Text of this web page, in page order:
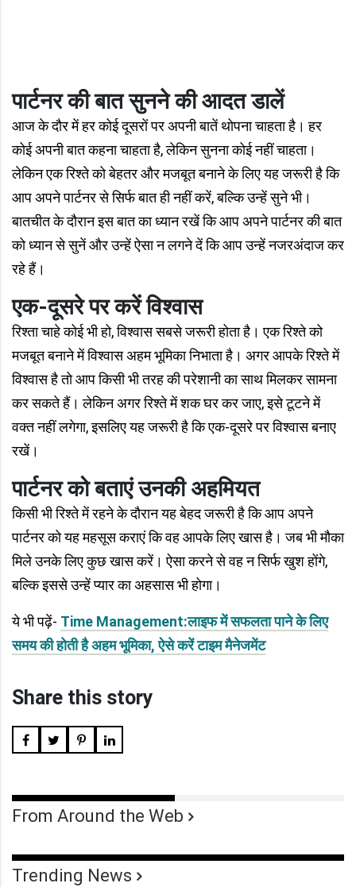
पार्टनर की बात सुनने की आदत डालें
आज के दौर में हर कोई दूसरों पर अपनी बातें थोपना चाहता है। हर
कोई अपनी बात कहना चाहता है, लेकिन सुनना कोई नहीं चाहता।
लेकिन एक रिश्ते को बेहतर और मजबूत बनाने के लिए यह जरूरी है कि
आप अपने पार्टनर से सिर्फ बात ही नहीं करें, बल्कि उन्हें सुने भी।
बातचीत के दौरान इस बात का ध्यान रखें कि आप अपने पार्टनर की बात
को ध्यान से सुनें और उन्हें ऐसा न लगने दें कि आप उन्हें नजरअंदाज कर
रहे हैं।
एक-दूसरे पर करें विश्वास
रिश्ता चाहे कोई भी हो, विश्वास सबसे जरूरी होता है। एक रिश्ते को
मजबूत बनाने में विश्वास अहम भूमिका निभाता है। अगर आपके रिश्ते में
विश्वास है तो आप किसी भी तरह की परेशानी का साथ मिलकर सामना
कर सकते हैं। लेकिन अगर रिश्ते में शक घर कर जाए, इसे टूटने में
वक्त नहीं लगेगा, इसलिए यह जरूरी है कि एक-दूसरे पर विश्वास बनाए
रखें।
पार्टनर को बताएं उनकी अहमियत
किसी भी रिश्ते में रहने के दौरान यह बेहद जरूरी है कि आप अपने
पार्टनर को यह महसूस कराएं कि वह आपके लिए खास है। जब भी मौका
मिले उनके लिए कुछ खास करें। ऐसा करने से वह न सिर्फ खुश होंगे,
बल्कि इससे उन्हें प्यार का अहसास भी होगा।
ये भी पढ़ें- Time Management:लाइफ में सफलता पाने के लिए
समय की होती है अहम भूमिका, ऐसे करें टाइम मैनेजमेंट
Share this story
From Around the Web
Trending News